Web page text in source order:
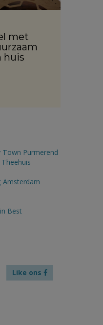
met
huis
Town Purmerend
Amsterdam
Best
Like ons